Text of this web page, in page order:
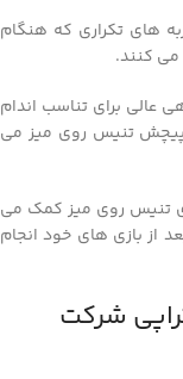
های تکراری که هنگام
می کنند.
برای تناسب اندام
پیچش تنیس روی میز می
تنیس روی میز کمک می
از بازی های خود انجام
شرکت